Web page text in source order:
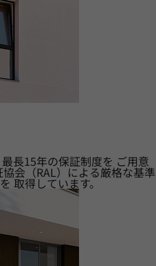
長15年の保証制度を ご用意
会（RAL）による厳格な基準
取得しています。